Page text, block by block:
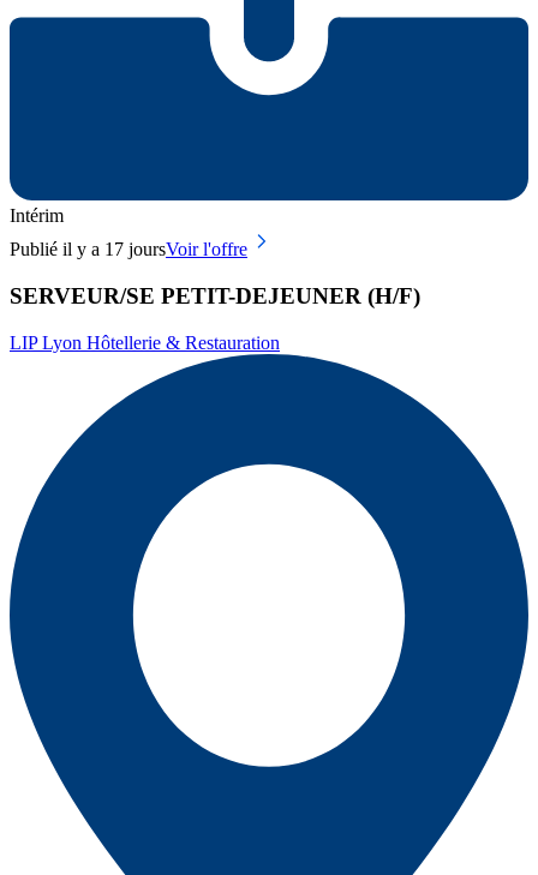
Intérim
Publié il y a 17 joursVoir l'offre
SERVEUR/SE PETIT-DEJEUNER (H/F)
LIP Lyon Hôtellerie & Restauration